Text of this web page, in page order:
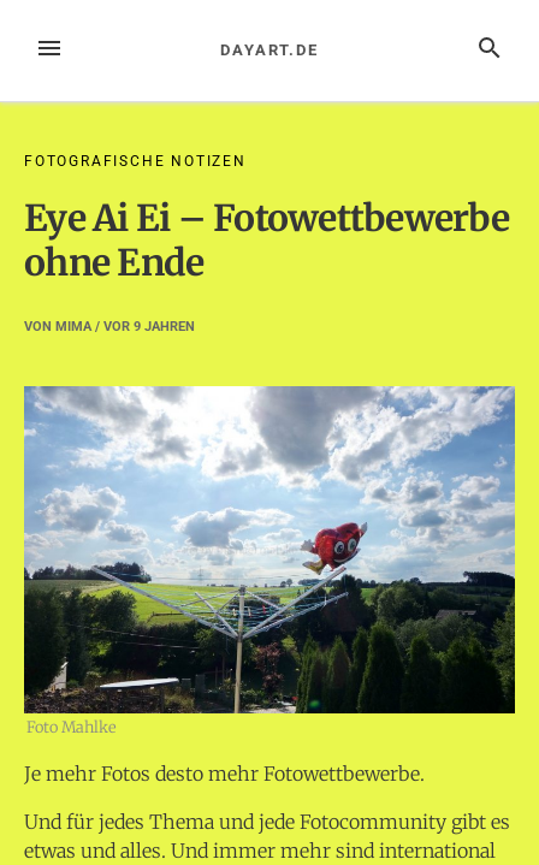
InhaltMENÜ SUCHE
DAYART.DE
FOTOGRAFISCHE NOTIZEN
Eye Ai Ei – Fotowettbewerbe
ohne Ende
VON MIMA/ VOR 9 JAHREN
Foto Mahlke
Je mehr Fotos desto mehr Fotowettbewerbe.
Und für jedes Thema und jede Fotocommunity gibt es
etwas und alles. Und immer mehr sind international